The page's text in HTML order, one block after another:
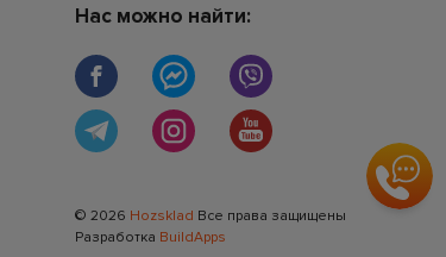
Нас можно найти:
© 2026 Hozsklad Все права защищены
Разработка BuildApps